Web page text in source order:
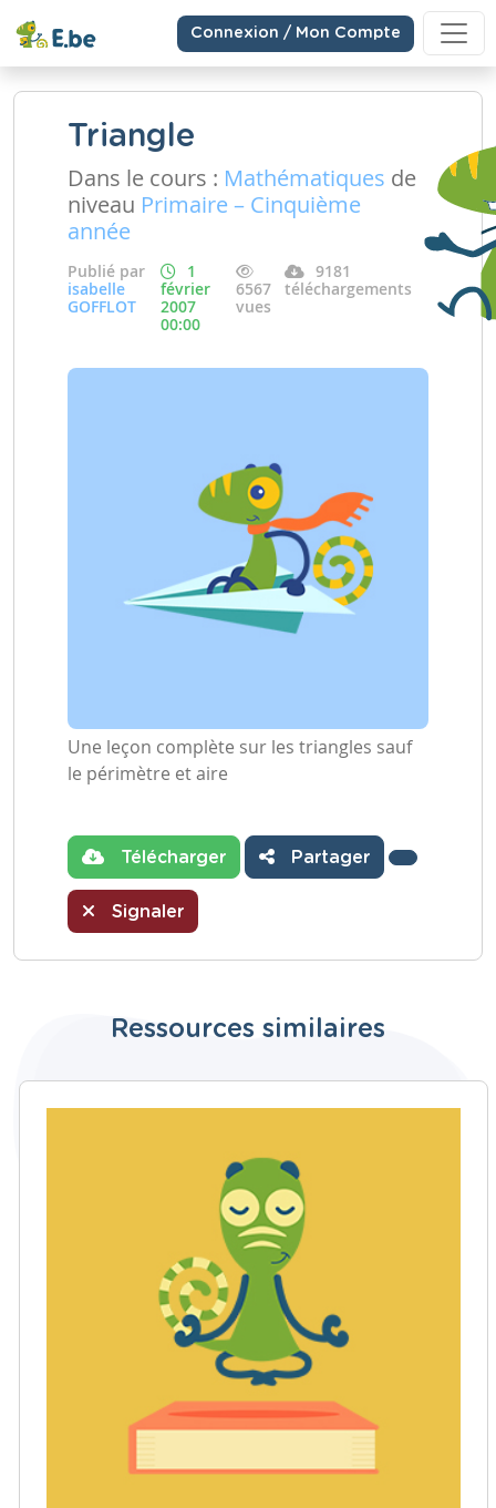
Connexion / Mon Compte
Triangle
Dans le cours : Mathématiques de
niveau Primaire – Cinquième
année
Publié par
isabelle
GOFFLOT
1
février
2007
00:00
6567
vues
9181
téléchargements
Une leçon complète sur les triangles sauf
le périmètre et aire
Télécharger Partager
Signaler
Ressources similaires